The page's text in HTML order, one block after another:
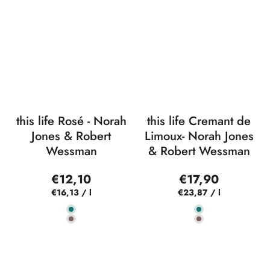
this life Rosé - Norah
Jones & Robert
Wessman
€12,10
€16,13 / l
this life Cremant de
Limoux- Norah Jones
& Robert Wessman
€17,90
€23,87 / l